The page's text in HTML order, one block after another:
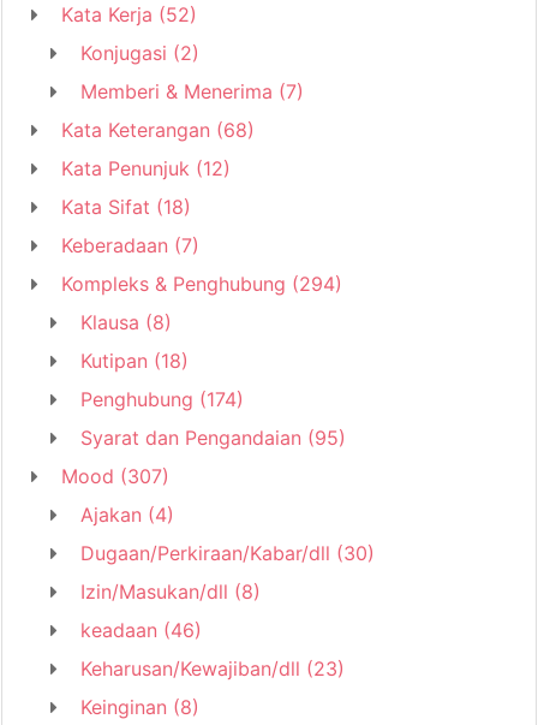
Kata Kerja (52)
Konjugasi (2)
Memberi & Menerima (7)
Kata Keterangan (68)
Kata Penunjuk (12)
Kata Sifat (18)
Keberadaan (7)
Kompleks & Penghubung (294)
Klausa (8)
Kutipan (18)
Penghubung (174)
Syarat dan Pengandaian (95)
Mood (307)
Ajakan (4)
Dugaan/Perkiraan/Kabar/dll (30)
Izin/Masukan/dll (8)
keadaan (46)
Keharusan/Kewajiban/dll (23)
Keinginan (8)